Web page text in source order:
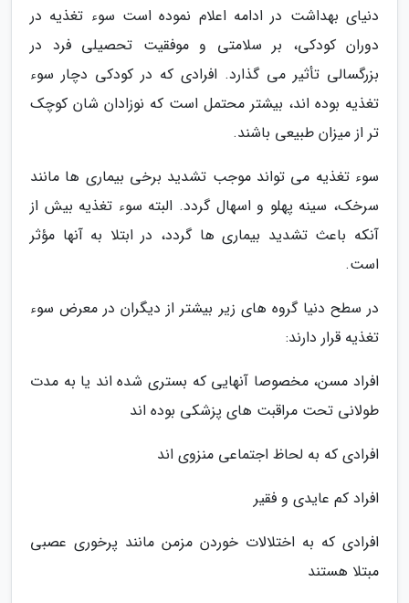
دنیای بهداشت در ادامه اعلام نموده است سوء تغذیه در
دوران کودکی، بر سلامتی و موفقیت تحصیلی فرد در
بزرگسالی تأثیر می گذارد. افرادی که در کودکی دچار سوء
تغذیه بوده اند، بیشتر محتمل است که نوزادان شان کوچک
تر از میزان طبیعی باشند.
سوء تغذیه می تواند موجب تشدید برخی بیماری ها مانند
سرخک، سینه پهلو و اسهال گردد. البته سوء تغذیه بیش از
آنکه باعث تشدید بیماری ها گردد، در ابتلا به آنها مؤثر
است.
در سطح دنیا گروه های زیر بیشتر از دیگران در معرض سوء
تغذیه قرار دارند:
افراد مسن، مخصوصا آنهایی که بستری شده اند یا به مدت
طولانی تحت مراقبت های پزشکی بوده اند
افرادی که به لحاظ اجتماعی منزوی اند
افراد کم عایدی و فقیر
افرادی که به اختلالات خوردن مزمن مانند پرخوری عصبی
مبتلا هستند